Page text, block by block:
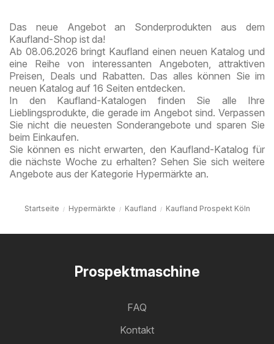
Das neue Angebot an Sonderprodukten aus dem
Kaufland-Shop ist da!
Ab 08.06.2026 bringt Kaufland einen neuen Katalog und
eine Reihe von interessanten Angeboten, attraktiven
Preisen, Deals und Rabatten. Das alles können Sie im
neuen Katalog auf 16 Seiten entdecken.
In den Kaufland-Katalogen finden Sie alle Ihre
Lieblingsprodukte, die gerade im Angebot sind. Verpassen
Sie nicht die neuesten Sonderangebote und sparen Sie
beim Einkaufen.
Sie können es nicht erwarten, den Kaufland-Katalog für
die nächste Woche zu erhalten? Sehen Sie sich weitere
Angebote aus der Kategorie Hypermärkte an.
Startseite Hypermärkte Kaufland Kaufland Prospekt Köln
Prospektmaschine
FAQ
Kontakt